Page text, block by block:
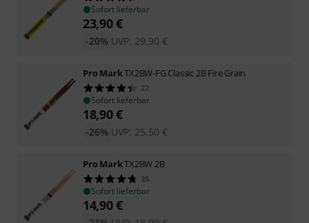
Sofort lieferbar
23,90€
UVP: 29,90 €
-20%
Pro MarkTX2BW-FG Classic 2B Fire Grain
22
Sofort lieferbar
18,90€
UVP: 25,50 €
-26%
Pro MarkTX2BW 2B
35
Sofort lieferbar
14,90€